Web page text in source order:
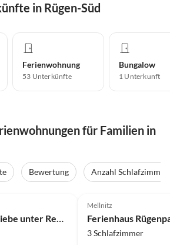
in Rügen-Süd
Ferienwohnung
53 Unterkünfte
Bungalow
1 Unterkunft
für Familien in
Bewertung Anzahl Schlafzimmer
Tour
Mellnitz
Ferienhaus
3 Schlafzimmer